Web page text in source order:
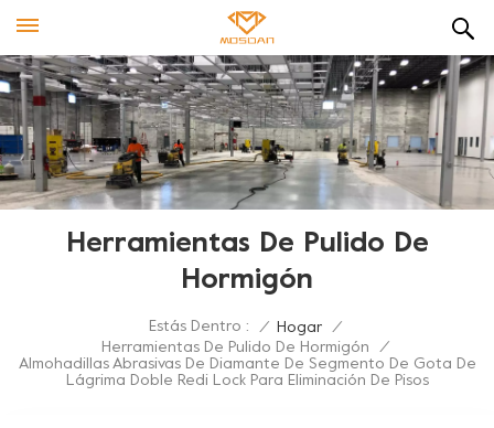
Herramientas De Pulido De
Hormigón
Estás Dentro : / Hogar
/
Herramientas De Pulido De Hormigón
/
Almohadillas Abrasivas De Diamante De Segmento De Gota De
Lágrima Doble Redi Lock Para Eliminación De Pisos